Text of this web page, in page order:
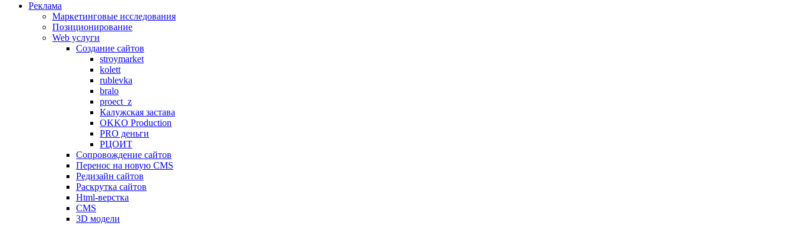
Реклама
Маркетинговые исследования
Позиционирование
Web услуги
Создание сайтов
stroymarket
kolett
rublevka
bralo
proect_z
Калужская застава
OKKO Production
PRO деньги
РЦОИТ
Сопровождение сайтов
Перенос на новую CMS
Редизайн сайтов
Раскрутка сайтов
Html-верстка
CMS
3D модели